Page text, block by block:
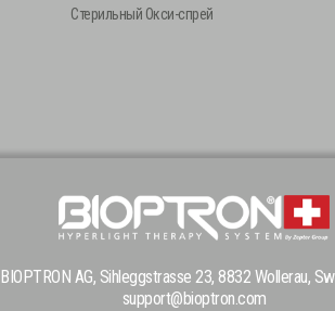
Стерильный Окси-спрей
BIOPTRON AG, Sihleggstrasse 23, 8832 Wollerau,
support@bioptron.com